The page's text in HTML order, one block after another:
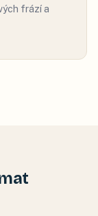
frází a